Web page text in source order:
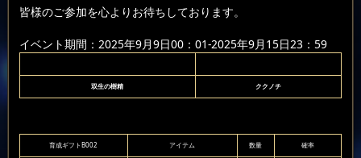
皆様のご参加を心よりお待ちしております。
イベント期間：2025年9月9日00：01-2025年9月15日23：59
双生の樹精 ククノチ
育成ギフトB002 アイテム 数量 確率